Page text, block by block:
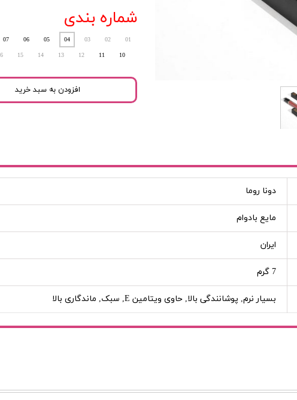
شماره بندی
01
02
03
04
05
06
07
10
11
12
13
14
15
افزودن به سبد خرید
دونا روما
مایع بادوام
ایران
7 گرم
بسیار نرم, پوشانندگی بالا, حاوی ویتامین E, سبک, ماندگاری بالا